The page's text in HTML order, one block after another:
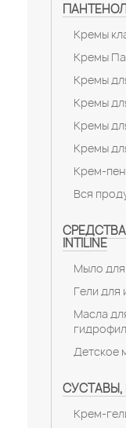
ПАНТЕНОЛ
Кремы
Кремы
Кремы
Кремы
Кремы
Кремы
Крем-
Вся
INTILINE
Мыло для
Гели для
Масла
Детское
Крем-